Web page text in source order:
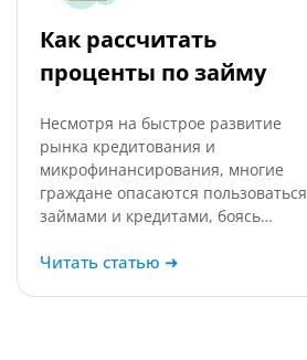
Как рассчитать
проценты по займу
Несмотря на быстрое развитие
рынка кредитования и
микрофинансирования, многие
граждане опасаются пользоваться
займами и кредитами, боясь…
Читать статью ➜